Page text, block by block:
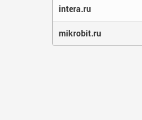
intera.ru
mikrobit.ru